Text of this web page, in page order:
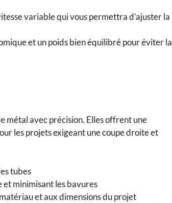
variable qui vous permettra d’ajuster la
et un poids bien équilibré pour éviter la
métal avec précision. Elles offrent une
les projets exigeant une coupe droite et
tubes
et minimisant les bavures
et aux dimensions du projet